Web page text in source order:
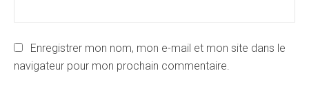
Enregistrer mon nom, mon e-mail et mon site dans le
navigateur pour mon prochain commentaire.